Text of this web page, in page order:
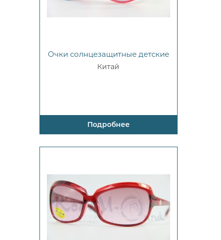
Очки солнцезащитные детские
Китай
Подробнее